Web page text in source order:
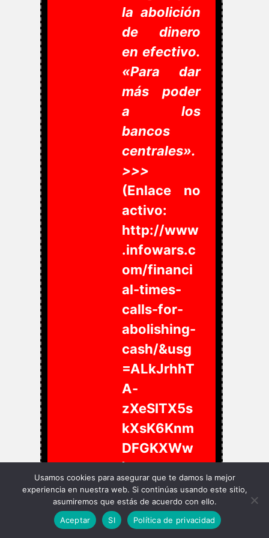
la abolición
de dinero
en efectivo.
«Para dar
más poder
a los
bancos
centrales».
>>>
(Enlace no
activo:
http://www
.infowars.c
om/financi
al-times-
calls-for-
abolishing-
cash/&usg
=ALkJrhhT
A-
zXeSITX5s
kXsK6Knm
DFGKXWw
Joseph
Watson.
Infowars
Usamos cookies para asegurar que te damos la mejor
experiencia en nuestra web. Si continúas usando este sitio,
asumiremos que estás de acuerdo con ello.
Aceptar
SI Política de privacidad